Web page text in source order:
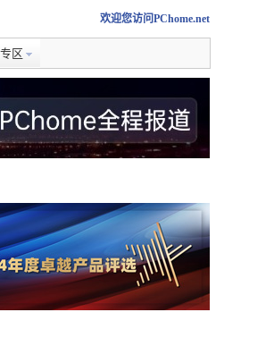
欢迎您访问PChome.net
区